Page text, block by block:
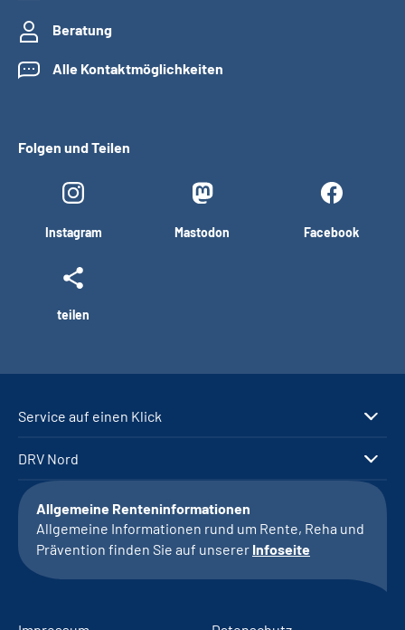
Beratung
Alle Kontaktmöglichkeiten
Folgen und Teilen
Instagram Mastodon Facebook
teilen
Service auf einen Klick
DRV Nord
Allgemeine Renteninformationen
Allgemeine Informationen rund um Rente, Reha und
Prävention finden Sie auf unserer Infoseite